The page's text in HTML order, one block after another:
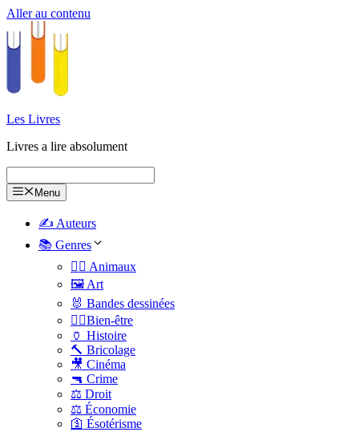
Aller au contenu
Les Livres
Livres a lire absolument
Menu
✍️ Auteurs
📚 Genres
🐕‍🦺 Animaux
🖼️ Art
🐰 Bandes dessinées
🧑‍⚕️Bien-être
🏺 Histoire
🔨 Bricolage
🎥 Cinéma
🔫 Crime
⚖️ Droit
⚖️ Économie
🛐 Ésotérisme